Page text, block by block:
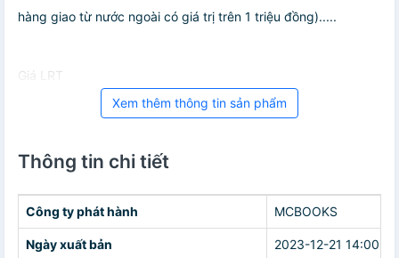
hàng giao từ nước ngoài có giá trị trên 1 triệu đồng).....
Giá LRT
Xem thêm thông tin sản phẩm
Thông tin chi tiết
Công ty phát hành MCBOOKS
Ngày xuất bản 2023-12-21 14:00:00